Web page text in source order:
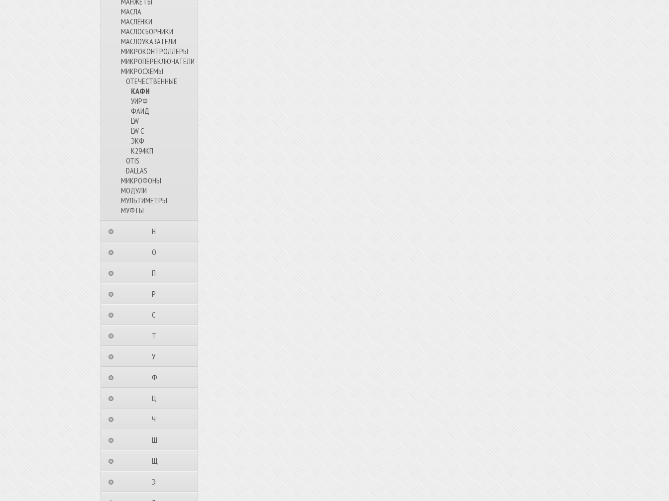
МАСЛА
МАСЛЁНКИ
МАСЛОСБОРНИКИ
МАСЛОУКАЗАТЕЛИ
МИКРОКОНТРОЛЛЕРЫ
МИКРОПЕРЕКЛЮЧАТЕЛИ
МИКРОСХЕМЫ
ОТЕЧЕСТВЕННЫЕ
КАФИ
УИРФ
ФАИД
LW
LW C
ЭКФ
К294КП
OTIS
DALLAS
МИКРОФОНЫ
МОДУЛИ
МУЛЬТИМЕТРЫ
МУФТЫ
⠀⠀⠀⠀⠀⠀Н⠀⠀⠀⠀⠀⠀⠀
⠀⠀⠀⠀⠀⠀О⠀⠀⠀⠀⠀⠀⠀
⠀⠀⠀⠀⠀⠀П⠀⠀⠀⠀⠀⠀⠀
⠀⠀⠀⠀⠀⠀Р⠀⠀⠀⠀⠀⠀⠀
⠀⠀⠀⠀⠀⠀С⠀⠀⠀⠀⠀⠀⠀
⠀⠀⠀⠀⠀⠀Т⠀⠀⠀⠀⠀⠀⠀
⠀⠀⠀⠀⠀⠀У⠀⠀⠀⠀⠀⠀⠀
⠀⠀⠀⠀⠀⠀Ф⠀⠀⠀⠀⠀⠀⠀
⠀⠀⠀⠀⠀⠀Ц⠀⠀⠀⠀⠀⠀⠀
⠀⠀⠀⠀⠀⠀Ч⠀⠀⠀⠀⠀⠀⠀
⠀⠀⠀⠀⠀⠀Ш⠀⠀⠀⠀⠀⠀⠀
⠀⠀⠀⠀⠀⠀Щ⠀⠀⠀⠀⠀⠀⠀
⠀⠀⠀⠀⠀⠀Э⠀⠀⠀⠀⠀⠀⠀